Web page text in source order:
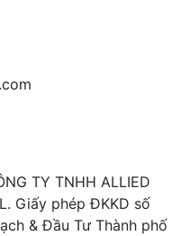
TY TNHH ALLIED
Giấy phép ĐKKD số
& Đầu Tư Thành phố